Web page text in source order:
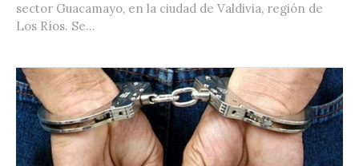
sector Guacamayo, en la ciudad de Valdivia, región de
Los Ríos. Se...